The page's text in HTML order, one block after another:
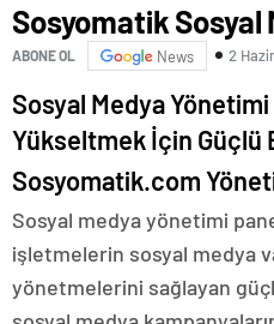
Sosyomatik Sosyal
ABONE OL News 2
Sosyal Medya Yönetimi
Yükseltmek İçin Güçlü
Sosyomatik.com
Sosyal medya yönetimi
işletmelerin sosyal medya
yönetmelerini sağlayan